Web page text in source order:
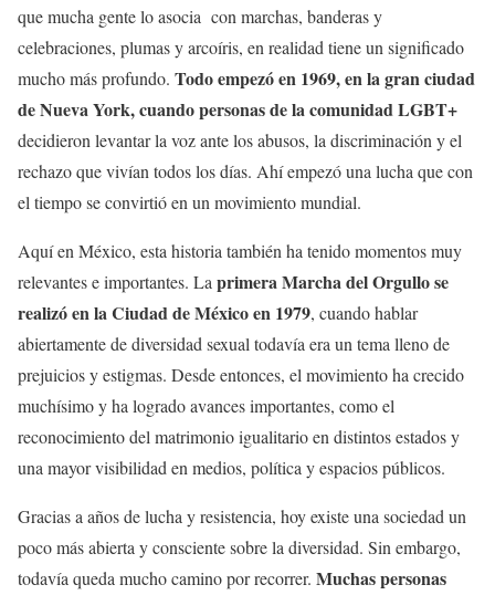
que mucha gente lo asocia con marchas, banderas y
celebraciones, plumas y arcoíris, en realidad tiene un significado
mucho más profundo. Todo empezó en 1969, en la gran ciudad
de Nueva York, cuando personas de la comunidad LGBT+
decidieron levantar la voz ante los abusos, la discriminación y el
rechazo que vivían todos los días. Ahí empezó una lucha que con
el tiempo se convirtió en un movimiento mundial.
Aquí en México, esta historia también ha tenido momentos muy
relevantes e importantes. La primera Marcha del Orgullo se
realizó en la Ciudad de México en 1979, cuando hablar
abiertamente de diversidad sexual todavía era un tema lleno de
prejuicios y estigmas. Desde entonces, el movimiento ha crecido
muchísimo y ha logrado avances importantes, como el
reconocimiento del matrimonio igualitario en distintos estados y
una mayor visibilidad en medios, política y espacios públicos.
Gracias a años de lucha y resistencia, hoy existe una sociedad un
poco más abierta y consciente sobre la diversidad. Sin embargo,
todavía queda mucho camino por recorrer. Muchas personas